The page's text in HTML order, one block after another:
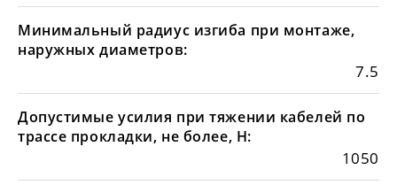
Минимальный радиус изгиба при монтаже,
наружных диаметров:
7.5
Допустимые усилия при тяжении кабелей по
трассе прокладки, не более, Н:
1050